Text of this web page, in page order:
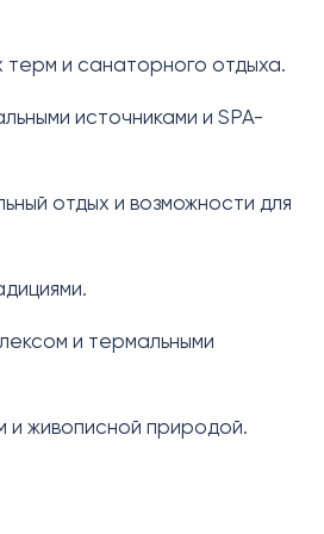
терм и санаторного отдыха.
источниками и SPA-
отдых и возможности для
и термальными
и живописной природой.